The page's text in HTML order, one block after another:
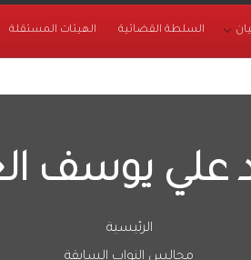
السلطة القضائية الهيئات المستقلة
علي يوسف
الرئيسية